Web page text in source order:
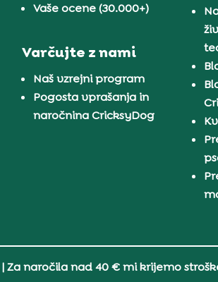
Vaše ocene (30.000+)
Varčujte z nami
Naš vzrejni program
Pogosta vprašanja in
naročnina CricksyDog
| Za naročila nad 40 € mi krijemo